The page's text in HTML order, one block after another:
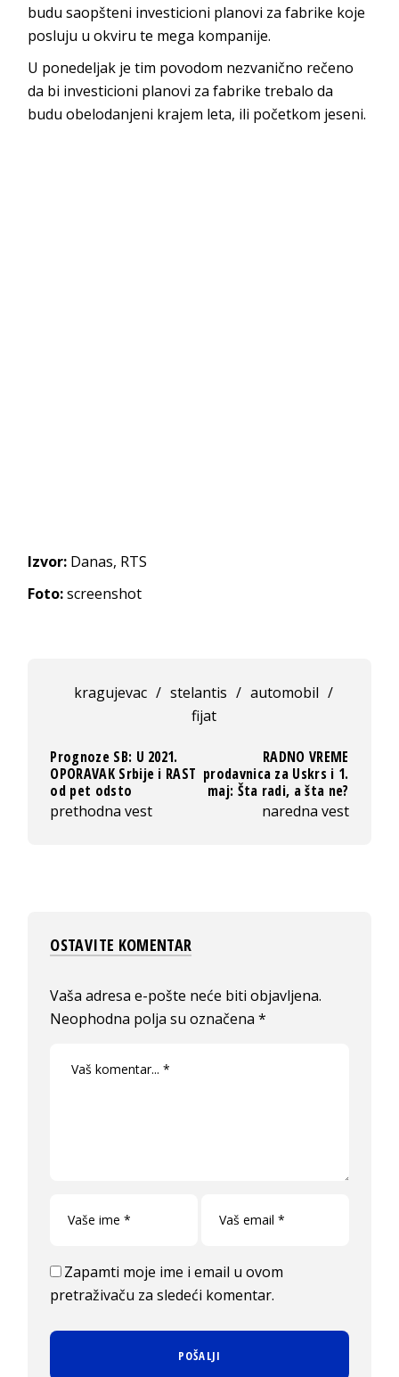
budu saopšteni investicioni planovi za fabrike koje
posluju u okviru te mega kompanije.
U ponedeljak je tim povodom nezvanično rečeno
da bi investicioni planovi za fabrike trebalo da
budu obelodanjeni krajem leta, ili početkom jeseni.
Izvor: Danas, RTS
Foto:screenshot
kragujevac / stelantis / automobil /
fijat
Prognoze SB: U 2021.
OPORAVAK Srbije i RAST
od pet odsto
prethodna vest
RADNO VREME
prodavnica za Uskrs i 1.
maj: Šta radi, a šta ne?
naredna vest
OSTAVITE KOMENTAR
Vaša adresa e-pošte neće biti objavljena.
Neophodna polja su označena*
Zapamti moje ime i email u ovom
pretraživaču za sledeći komentar.